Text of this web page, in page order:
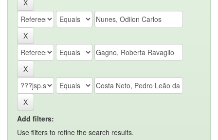
Add filters:
Use filters to refine the search results.